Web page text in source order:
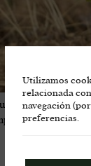
no tiene
en el viñedo.
Utilizamos
relacionada
navegación
preferencias.